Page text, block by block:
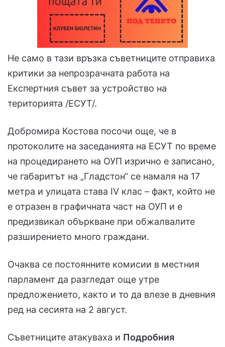
Не само в тази връзка съветниците отправиха
критики за непрозрачната работа на
Експертния съвет за устройство на
територията /ЕСУТ/.
Добромира Костова посочи още, че в
протоколите на заседанията на ЕСУТ по време
на процедирането на ОУП изрично е записано,
че габаритът на „Гладстон“ се намаля на 17
метра и улицата става IV клас – факт, който не
е отразен в графичната част на ОУП и е
предизвикал объркване при обжалвалите
разширението много граждани.
Очаква се постоянните комисии в местния
парламент да разгледат още утре
предложението, както и то да влезе в дневния
ред на сесията на 2 август.
Съветниците атакуваха и Подробния